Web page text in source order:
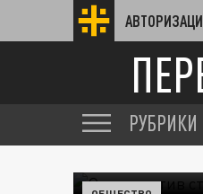
РУБРИКИ